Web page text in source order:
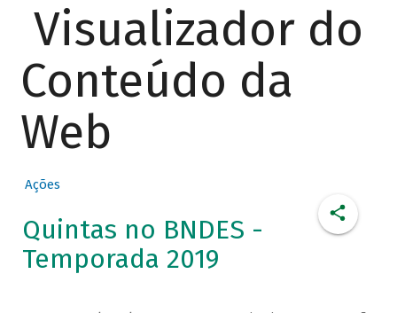
Visualizador do
Conteúdo da
Web
Ações
Quintas no BNDES -
Temporada 2019